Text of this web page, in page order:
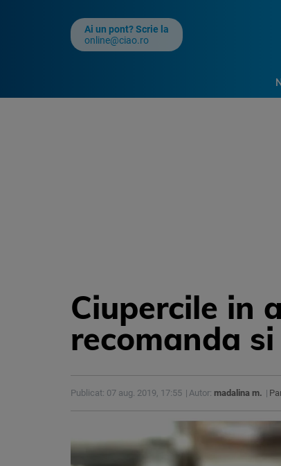
Ai un pont? Scrie la
online@ciao.ro
Ciupercile in
recomanda
Publicat: 07 aug. 2019, 17:55 Autor: madalina m.